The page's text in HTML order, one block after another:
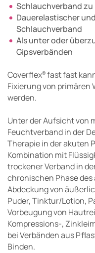
Schlauchverband
Dauerelastischer
Schlauchverband
Als unter oder
Gipsverbänden
Coverflex®fast fast
Fixierung von
werden.
Unter der Aufsicht von
Feuchtverband in der
Therapie in der akuten
Kombination mit
trockener Verband in
chronischen Phase
Abdeckung von
Puder, Tinktur/Lotion,
Vorbeugung von
Kompressions-,
bei Verbänden aus
Binden.